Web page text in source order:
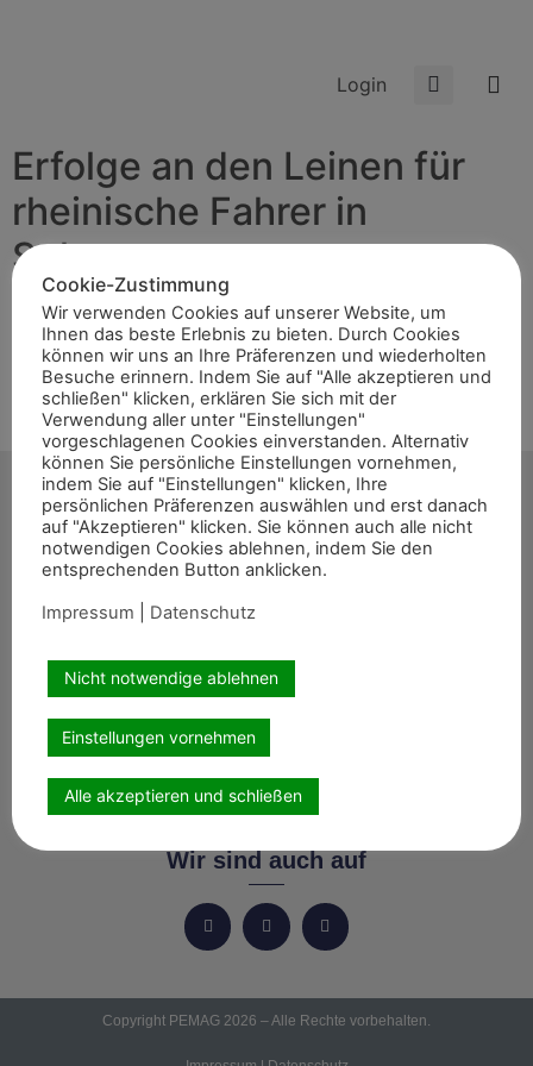
Login
Erfolge an den Leinen für
rheinische Fahrer in
Selestat
Selestat/FRAU Beim internationalen Fahrturnier konnten
die rheinischen Fahrerinnen Ursula Hüsges und Zoe
Fajar-Helleger einige Schleifen sammeln. In der Junioren
Pony-Einspänner Prüfung zeigte Zoe Fajar-Hellegers mit
Pony Nayla eine sehr gute […]
Start
News
Termine
8er-Team
Abonnement
Kontakt
Wir sind auch auf
Copyright PEMAG 2026 – Alle Rechte vorbehalten.
Cookie-Zustimmung
Wir verwenden Cookies auf unserer Website, um
Ihnen das beste Erlebnis zu bieten. Durch Cookies
können wir uns an Ihre Präferenzen und wiederholten
Besuche erinnern. Indem Sie auf "Alle akzeptieren und
schließen" klicken, erklären Sie sich mit der
Verwendung aller unter "Einstellungen"
vorgeschlagenen Cookies einverstanden. Alternativ
können Sie persönliche Einstellungen vornehmen,
indem Sie auf "Einstellungen" klicken, Ihre
persönlichen Präferenzen auswählen und erst danach
auf "Akzeptieren" klicken. Sie können auch alle nicht
notwendigen Cookies ablehnen, indem Sie den
entsprechenden Button anklicken.
Impressum
Datenschutz
Nicht notwendige ablehnen
Einstellungen vornehmen
Alle akzeptieren und schließen